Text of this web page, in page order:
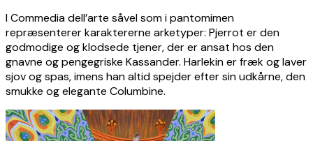
I Commedia dell’arte såvel som i pantomimen
repræsenterer karaktererne arketyper: Pjerrot er den
godmodige og klodsede tjener, der er ansat hos den
gnavne og pengegriske Kassander. Harlekin er fræk og laver
sjov og spas, imens han altid spejder efter sin udkårne, den
smukke og elegante Columbine.